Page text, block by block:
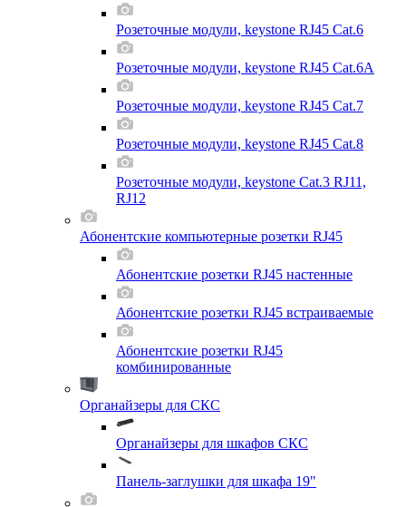
Розеточные модули, keystone RJ45 Cat.6
Розеточные модули, keystone RJ45 Cat.6A
Розеточные модули, keystone RJ45 Cat.7
Розеточные модули, keystone RJ45 Cat.8
Розеточные модули, keystone Cat.3 RJ11,
RJ12
Абонентские компьютерные розетки RJ45
Абонентские розетки RJ45 настенные
Абонентские розетки RJ45 встраиваемые
Абонентские розетки RJ45
комбинированные
Органайзеры для СКС
Органайзеры для шкафов СКС
Панель-заглушки для шкафа 19"